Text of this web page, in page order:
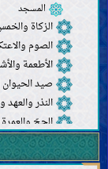
المسجد
الزكاة
الصوم
الأطعمة
صيد
النذر والعهد
الحجّ والعمرة
الجهاد
الدعوة إلى